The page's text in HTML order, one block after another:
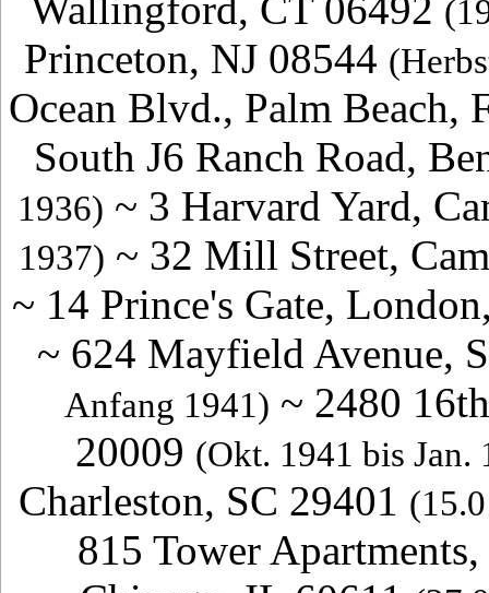
Princeton, NJ 08544
Ocean Blvd., Palm Beach,
South J6 Ranch Road,
1936) ~ 3 Harvard Yard,
1937) ~ 32 Mill Street,
~ 14 Prince's Gate,
~ 624 Mayfield Avenue,
Anfang 1941) ~ 2480
20009 (Okt. 1941 bis Jan.
Charleston, SC 29401
815 Tower